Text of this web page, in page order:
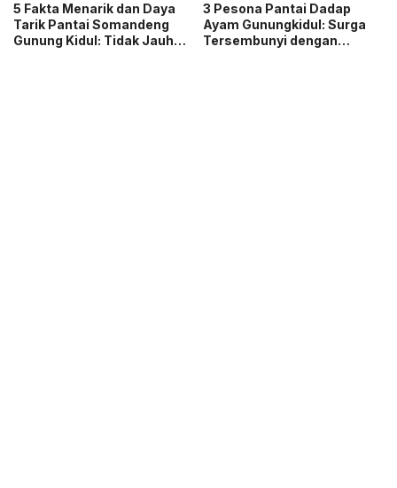
5 Fakta Menarik dan Daya
Tarik Pantai Somandeng
Gunung Kidul: Tidak Jauh
3 Pesona Pantai Dadap
Ayam Gunungkidul: Surga
Tersembunyi dengan